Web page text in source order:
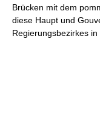
Brücken mit dem
diese Haupt und
Regierungsbezirkes